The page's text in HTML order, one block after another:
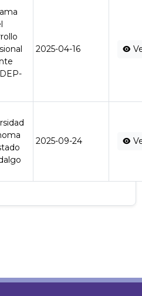
2025-04-16
2025-09-24